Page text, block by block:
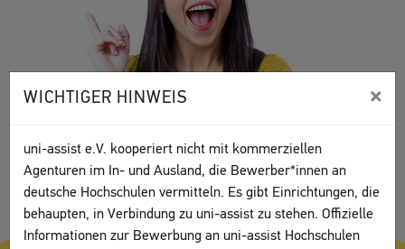
WICHTIGER HINWEIS ×
uni-assist e.V. kooperiert nicht mit kommerziellen
Agenturen im In- und Ausland, die Bewerber*innen an
deutsche Hochschulen vermitteln. Es gibt Einrichtungen, die
behaupten, in Verbindung zu uni-assist zu stehen. Offizielle
Informationen zur Bewerbung an uni-assist Hochschulen